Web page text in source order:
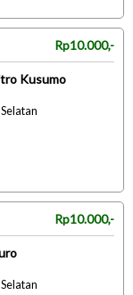
Rp10.000,-
Kusumo
Rp10.000,-